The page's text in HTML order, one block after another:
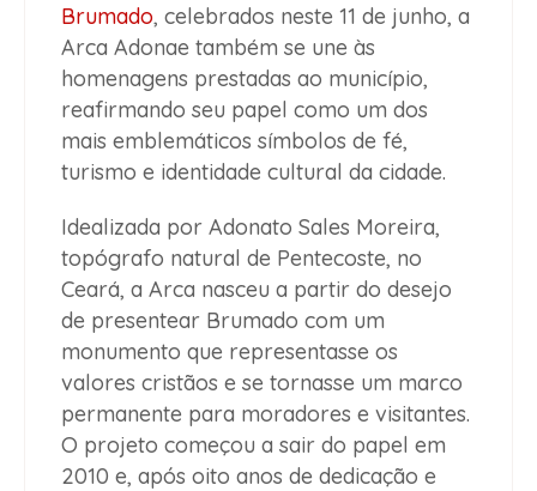
Brumado, celebrados neste 11 de junho, a
Arca Adonae também se une às
homenagens prestadas ao município,
reafirmando seu papel como um dos
mais emblemáticos símbolos de fé,
turismo e identidade cultural da cidade.
Idealizada por Adonato Sales Moreira,
topógrafo natural de Pentecoste, no
Ceará, a Arca nasceu a partir do desejo
de presentear Brumado com um
monumento que representasse os
valores cristãos e se tornasse um marco
permanente para moradores e visitantes.
O projeto começou a sair do papel em
2010 e, após oito anos de dedicação e